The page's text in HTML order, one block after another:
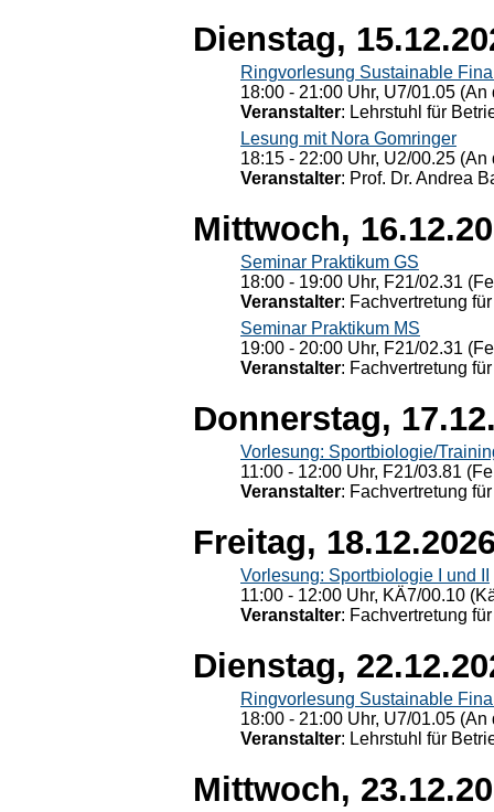
Dienstag,
Ringvorlesung Sustainable
18:00 - 21:00 Uhr, U7/01.05
Veranstalter: Lehrstuhl für
Lesung mit Nora Gomringer
18:15 - 22:00 Uhr, U2/00.25
Veranstalter: Prof. Dr. Andrea
Mittwoch,
Seminar Praktikum GS
18:00 - 19:00 Uhr, F21/02.31
Veranstalter: Fachvertretung
Seminar Praktikum MS
19:00 - 20:00 Uhr, F21/02.31
Veranstalter: Fachvertretung
Donnerstag,
Vorlesung: Sportbiologie/
11:00 - 12:00 Uhr, F21/03.81
Veranstalter: Fachvertretung
Freitag,
Vorlesung: Sportbiologie I und II
11:00 - 12:00 Uhr, KÄ7/00.10
Veranstalter: Fachvertretung
Dienstag,
Ringvorlesung Sustainable
18:00 - 21:00 Uhr, U7/01.05
Veranstalter: Lehrstuhl für
Mittwoch,